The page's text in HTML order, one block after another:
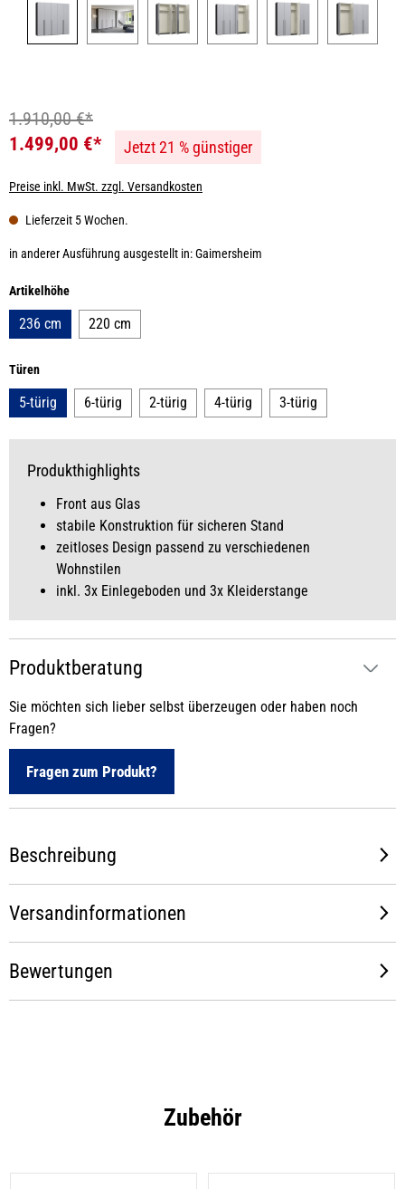
Produkthighlights
Front aus Glas
stabile Konstruktion für sicheren Stand
zeitloses Design passend zu verschiedenen
Wohnstilen
inkl. 3x Einlegeboden und 3x Kleiderstange
1.910,00 €*
1.499,00 €*
Jetzt 21 % günstiger
Preise inkl. MwSt. zzgl. Versandkosten
Lieferzeit 5 Wochen.
in anderer Ausführung ausgestellt in: Gaimersheim
Artikelhöheauswählen
236 cm 220 cm
Türenauswählen
5-türig 6-türig 2-türig 4-türig 3-türig
Produktberatung
Sie möchten sich lieber selbst überzeugen oder haben noch
Fragen?
Fragen zum Produkt?
Beschreibung
Versandinformationen
Bewertungen
Zubehör